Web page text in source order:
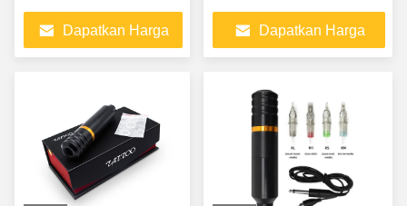
Tepat Dan wajah halus
Dapatkan Harga
Dapatkan Harga